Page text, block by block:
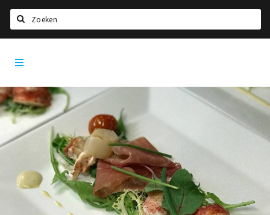
Home
Agenda
Bioscoopagenda
Deals
Leuke tips & trends
Interviews